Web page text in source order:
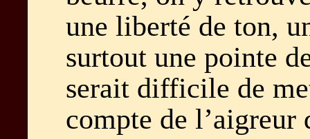
une liberté de ton,
surtout une pointe
serait difficile de
compte de l’aigreur